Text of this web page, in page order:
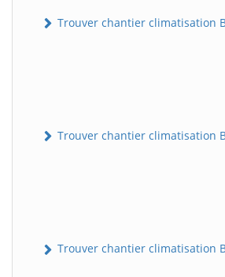
Trouver chantier climatisation
Trouver chantier climatisation
Trouver chantier climatisation